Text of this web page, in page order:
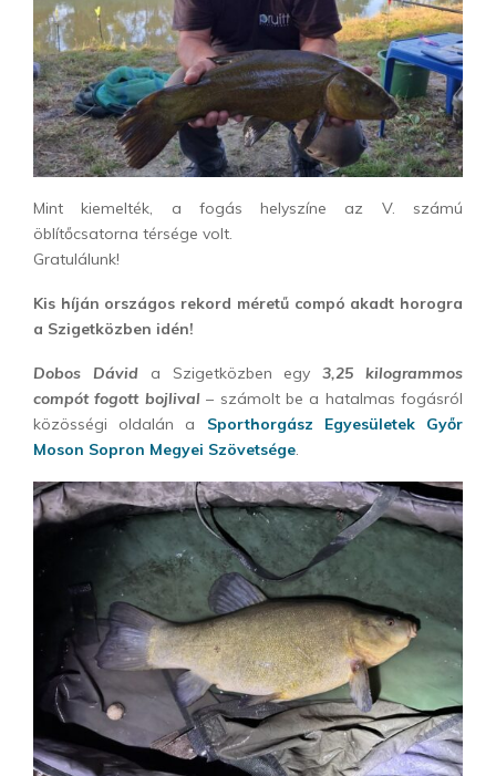
Mint kiemelték, a fogás helyszíne az V. számú
öblítőcsatorna térsége volt.
Gratulálunk!
Kis híján országos rekord méretű compó akadt horogra
a Szigetközben idén!
Dobos Dávida Szigetközben egy3,25 kilogrammos
compót fogott bojlival– számolt be a hatalmas fogásról
közösségi oldalán a Sporthorgász Egyesületek Győr
Moson Sopron Megyei Szövetsége.